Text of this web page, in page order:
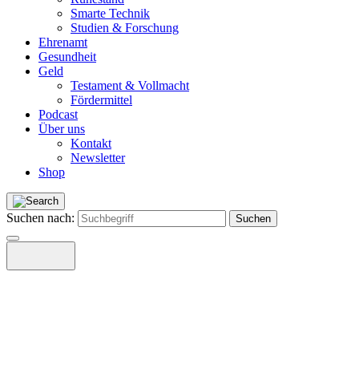
Smarte Technik
Studien & Forschung
Ehrenamt
Gesundheit
Geld
Testament & Vollmacht
Fördermittel
Podcast
Über uns
Kontakt
Newsletter
Shop
Suchen nach: